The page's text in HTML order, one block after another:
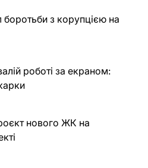
боротьби з корупцією на
роботі за екраном:
нового ЖК на